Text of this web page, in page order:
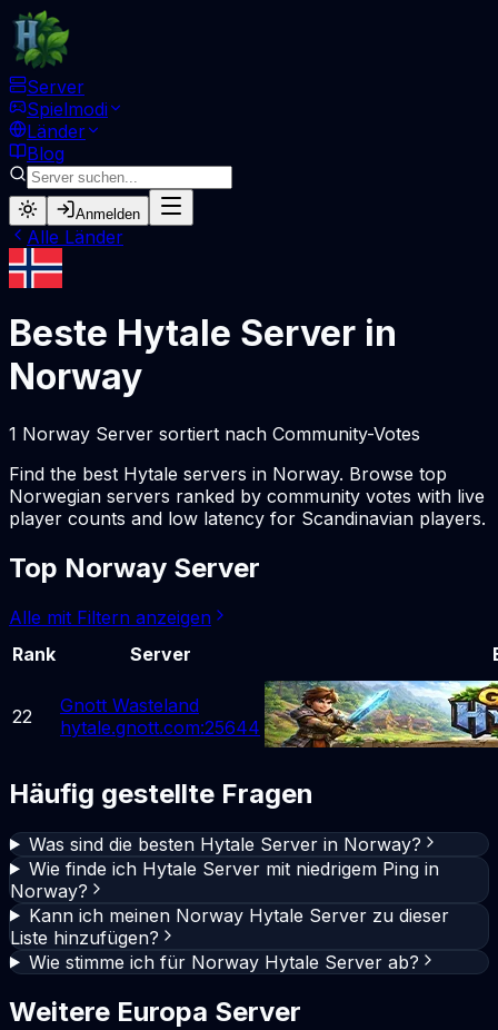
Server
Spielmodi
Länder
Blog
Anmelden
Alle Länder
Beste Hytale Server in
Norway
1 Norway Server sortiert nach Community-Votes
Find the best Hytale servers in Norway. Browse top
Norwegian servers ranked by community votes with live
player counts and low latency for Scandinavian players.
Top Norway Server
Alle mit Filtern anzeigen
Rank
Server
22
Gnott Wasteland
hytale.gnott.com:25644
Häufig gestellte Fragen
Was sind die besten Hytale Server in Norway?
Wie finde ich Hytale Server mit niedrigem Ping in
Norway?
Kann ich meinen Norway Hytale Server zu dieser
Liste hinzufügen?
Wie stimme ich für Norway Hytale Server ab?
Weitere Europa Server